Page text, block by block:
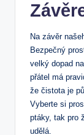
Na závěr
Bezpečný
velký dopad
přátel má
že čistota je
Vyberte si
ptáky, tak pro
udělá.